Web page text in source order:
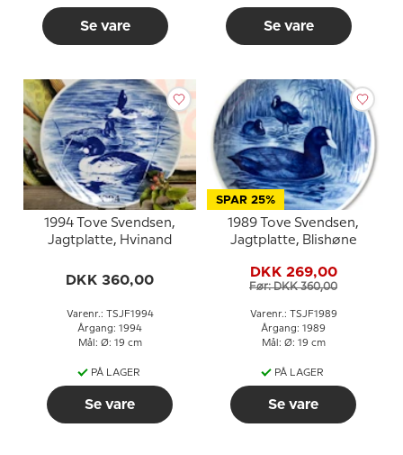
Se vare Se vare
1994 Tove Svendsen,
Jagtplatte, Hvinand
DKK 360,00
Varenr.: TSJF1994
Årgang: 1994
Mål: Ø: 19 cm
PÅ LAGER
Se vare
SPAR 25%
1989 Tove Svendsen,
Jagtplatte, Blishøne
DKK 269,00
Før: DKK 360,00
Varenr.: TSJF1989
Årgang: 1989
Mål: Ø: 19 cm
PÅ LAGER
Se vare